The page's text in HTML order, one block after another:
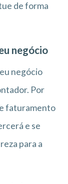
de forma
negócio
negócio
Por
faturamento
e se
para a